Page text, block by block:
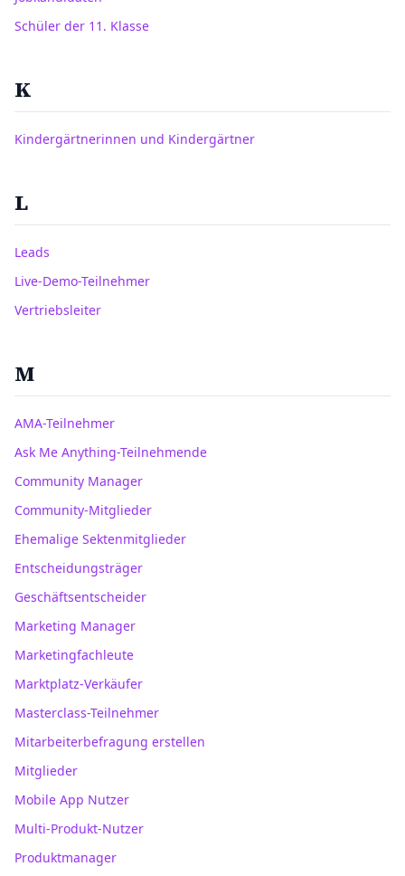
Schüler der 11. Klasse
K
Kindergärtnerinnen und Kindergärtner
L
Leads
Live-Demo-Teilnehmer
Vertriebsleiter
M
AMA-Teilnehmer
Ask Me Anything-Teilnehmende
Community Manager
Community-Mitglieder
Ehemalige Sektenmitglieder
Entscheidungsträger
Geschäftsentscheider
Marketing Manager
Marketingfachleute
Marktplatz-Verkäufer
Masterclass-Teilnehmer
Mitarbeiterbefragung erstellen
Mitglieder
Mobile App Nutzer
Multi-Produkt-Nutzer
Produktmanager